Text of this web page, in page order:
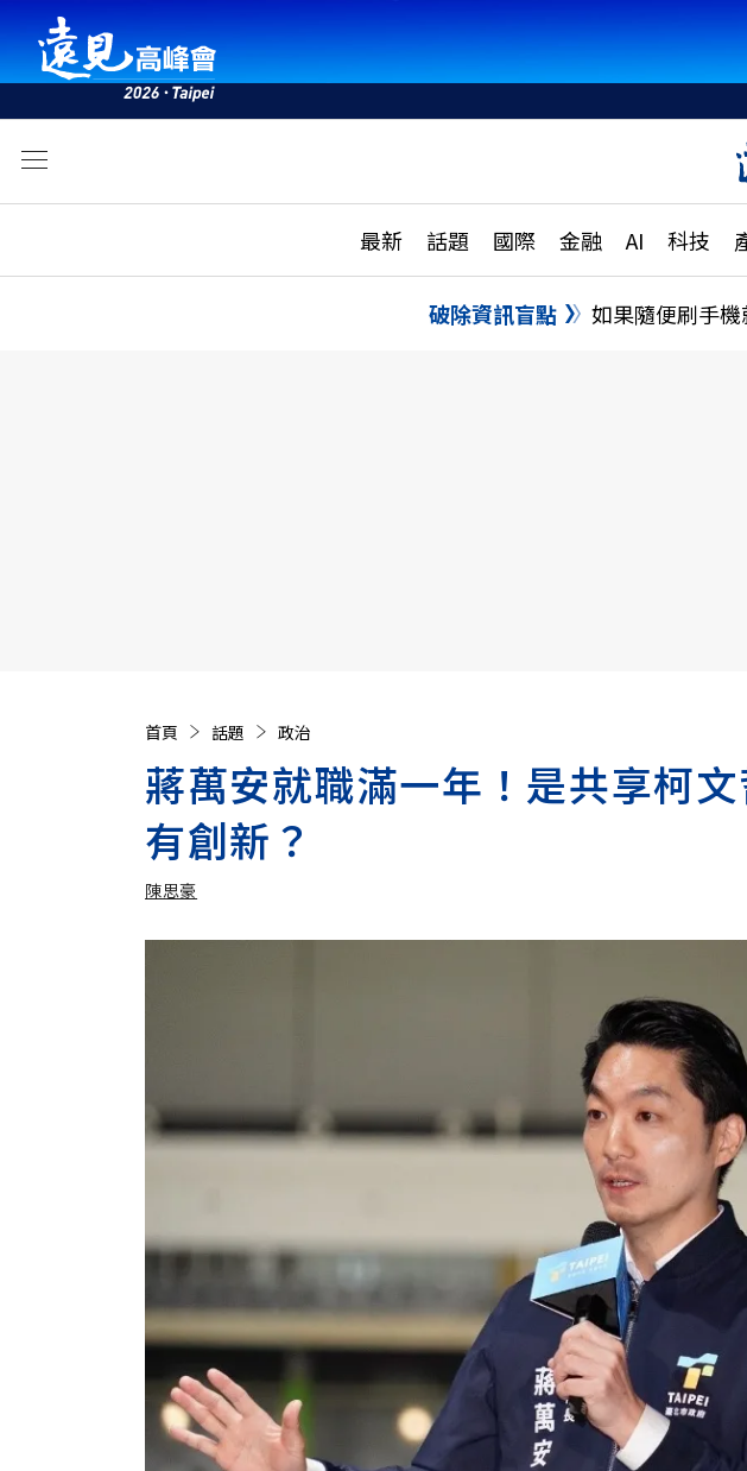
最新 話題 國際 金融 AI 科技
活動
話題
國際
破除資訊盲點 如果隨便刷手
首頁 話題 政治
蔣萬安就職滿一年！是共享柯
有創新？
陳思豪